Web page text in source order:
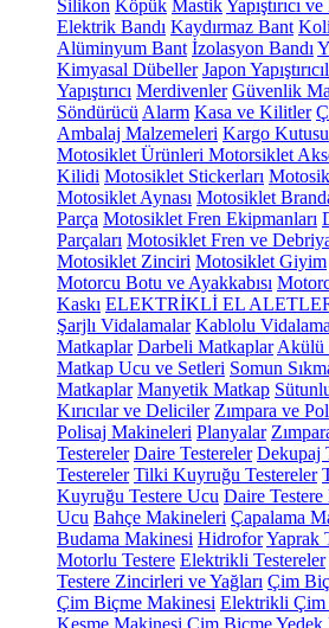
Silikon Köpük MastikYapıştırıcı
Elektrik Bandı Kaydırmaz Bant
Alüminyum Bant İzolasyon Bandı
Kimyasal Dübeller Japon
Yapıştırıcı Merdivenler Güvenlik
Söndürücü Alarm Kasa ve Kilitler
Ambalaj Malzemeleri Kargo Kutusu
Motosiklet Ürünleri Motorsiklet
Kilidi Motosiklet Stickerları
Motosiklet Aynası Motosiklet
Parça Motosiklet Fren Ekipmanları
Parçaları Motosiklet Fren ve
Motosiklet Zinciri Motosiklet Giyim
Motorcu Botu ve Ayakkabısı
Kaskı ELEKTRİKLİ EL
Şarjlı Vidalamalar Kablolu
Matkaplar Darbeli Matkaplar Akülü
Matkap Ucu ve Setleri Somun
Matkaplar Manyetik Matkap
Kırıcılar ve Deliciler Zımpara ve
Polisaj Makineleri Planyalar
Testereler Daire Testereler Dekupaj
Testereler Tilki Kuyruğu Testereler
Kuyruğu Testere Ucu Daire Testere
Ucu Bahçe Makineleri Çapalama
Budama Makinesi HidroforYaprak
Motorlu Testere Elektrikli Testereler
Testere Zincirleri ve Yağları Çim
Çim Biçme Makinesi Elektrikli Çim
Kesme Makinesi Çim Biçme Yedek